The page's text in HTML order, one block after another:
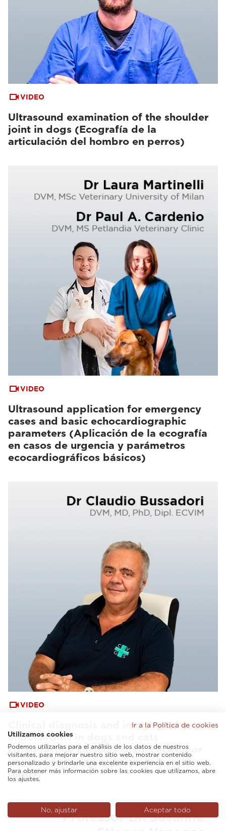
VIDEO
Ultrasound examination of the shoulder
joint in dogs (Ecografía de la
articulación del hombro en perros)
VIDEO
Ultrasound application for emergency
cases and basic echocardiographic
parameters (Aplicación de la ecografía
en casos de urgencia y parámetros
ecocardiográficos básicos)
VIDEO
Clinical diagnosis and imaging of
endocarditis in dogs and cats
(Diagnóstico clínico y diagnóstico por
imagen de la endocarditis en perros y
gatos)
Ir a la Política de cookies
Utilizamos cookies
Podemos utilizarlas para el análisis de los datos de nuestros
visitantes, para mejorar nuestro sitio web, mostrar contenido
personalizado y brindarle una excelente experiencia en el sitio web.
Para obtener más información sobre las cookies que utilizamos, abre
los ajustes.
No, ajustar Aceptar todo